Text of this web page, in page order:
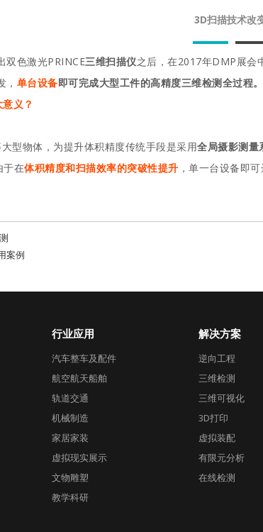
3D扫描技术改
双色激光PRINCE三维扫描仪之后，在2017年DMP展会
， 单台设备即可完成大型工件的高精度三维检测全过程。
义？
型物体，为提升体积精度传统手段是采用全局摄影测量
于在体积精度和扫描效率的突破性提升 ，单一台设备即
案例
行业应用
汽车整车及配件
航空航天船舶
轨道交通
机械制造
家居家装
虚拟现实展示
文物雕塑
教学科研
解决方案
逆向工程
三维检测
三维可视化
3D打印
虚拟装配
有限元分析
在线检测